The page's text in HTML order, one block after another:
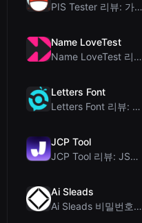
PIS Tester 리뷰: 가짜 친구를 색출하는 AI 없는 우정 퀴즈
Name LoveTest
Name LoveTest 리뷰: 공유 가능한 이미지를 갖춘 개인정보 보호 중심의 연애 궁합...
Letters Font
Letters Font 리뷰: 인스타그램 등에서 사용 가능한 무료 유니코드 글꼴 생성기
JCP Tool
JCP Tool 리뷰: JSON, CSV, YAML, XML을 위한 무료 클라이언트 측 데...
Ai Sleads
Ai Sleads 비밀번호 강도 검사기 리뷰: 제로 업로드, 실시간 엔트로피 분석